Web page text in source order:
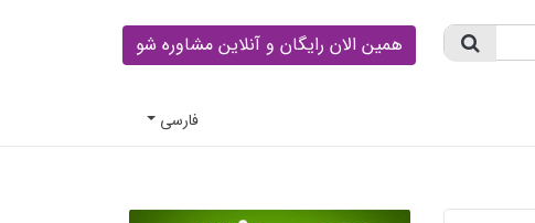
همین الان رایگان و آنلاین مشاوره شو
فارسى